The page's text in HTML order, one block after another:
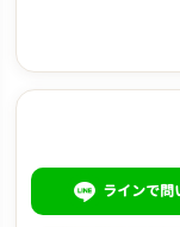
ラインで問